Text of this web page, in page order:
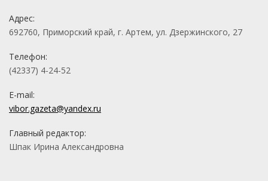
Адрес:
692760, Приморский край, г. Артем, ул. Дзержинского, 27
Телефон:
(42337) 4-24-52
E-mail:
vibor.gazeta@yandex.ru
Главный редактор:
Шпак Ирина Александровна